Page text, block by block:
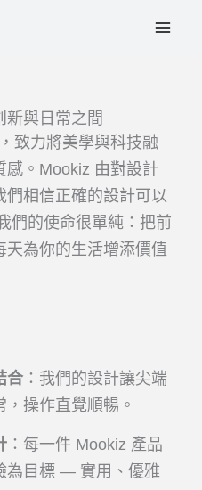
與日常之間
，致力將美學與科技融
感。Mookiz 由對設計
們相信正確的設計可以
們的使命很單純：把前
為你的生活增添價值
合 ：我們的設計讓尖端
操作直覺順暢。
：每一件 Mookiz 產品
為目標 — 實用、優雅